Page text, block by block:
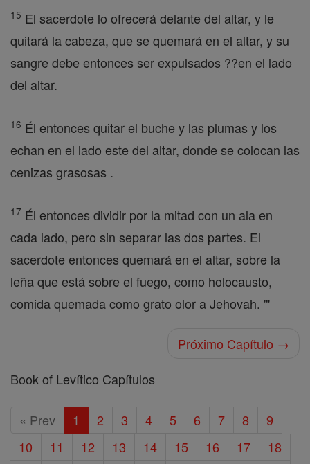
15 El sacerdote lo ofrecerá delante del altar, y le
quitará la cabeza, que se quemará en el altar, y su
sangre debe entonces ser expulsados ??en el lado
del altar.
16 Él entonces quitar el buche y las plumas y los
echan en el lado este del altar, donde se colocan las
cenizas grasosas .
17 Él entonces dividir por la mitad con un ala en
cada lado, pero sin separar las dos partes. El
sacerdote entonces quemará en el altar, sobre la
leña que está sobre el fuego, como holocausto,
comida quemada como grato olor a Jehovah. '"
Próximo Capítulo →
Book of Levítico Capítulos
« Prev 1 2 3 4 5 6 7 8
9
10
11 12 13 14 15 16 17 18